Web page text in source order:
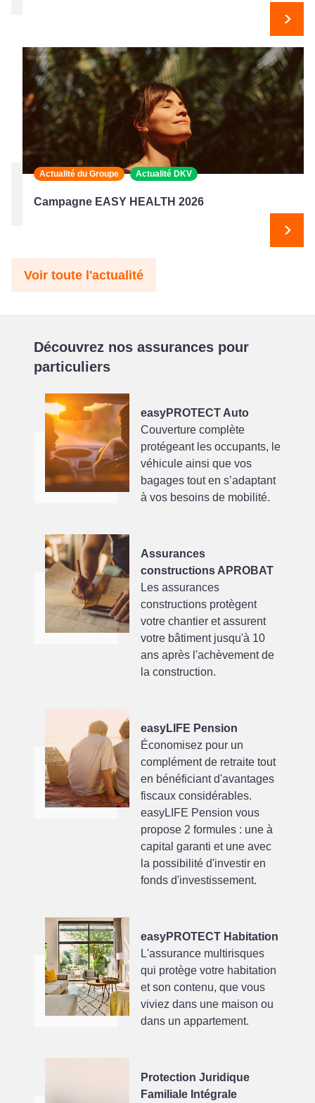
Actualité du Groupe Actualité DKV
Campagne EASY HEALTH 2026
Voir toute l'actualité
Découvrez nos assurances pour
particuliers
easyPROTECT Auto
Couverture complète
protégeant les occupants, le
véhicule ainsi que vos
bagages tout en s’adaptant
à vos besoins de mobilité.
Assurances
constructions APROBAT
Les assurances
constructions protègent
votre chantier et assurent
votre bâtiment jusqu'à 10
ans après l'achèvement de
la construction.
easyLIFE Pension
Économisez pour un
complément de retraite tout
en bénéficiant d'avantages
fiscaux considérables.
easyLIFE Pension vous
propose 2 formules : une à
capital garanti et une avec
la possibilité d'investir en
fonds d'investissement.
easyPROTECT Habitation
L'assurance multirisques
qui protège votre habitation
et son contenu, que vous
viviez dans une maison ou
dans un appartement.
Protection Juridique
Familiale Intégrale